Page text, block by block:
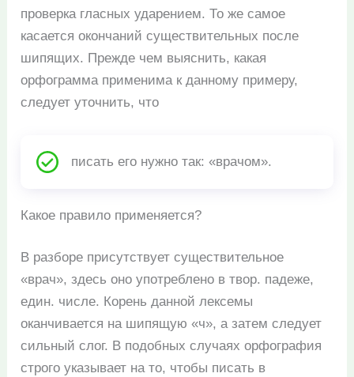
проверка гласных ударением. То же самое
касается окончаний существительных после
шипящих. Прежде чем выяснить, какая
орфограмма применима к данному примеру,
следует уточнить, что
писать его нужно так: «врачом».
Какое правило применяется?
В разборе присутствует существительное
«врач», здесь оно употреблено в твор. падеже,
един. числе. Корень данной лексемы
оканчивается на шипящую «ч», а затем следует
сильный слог. В подобных случаях орфография
строго указывает на то, чтобы писать в